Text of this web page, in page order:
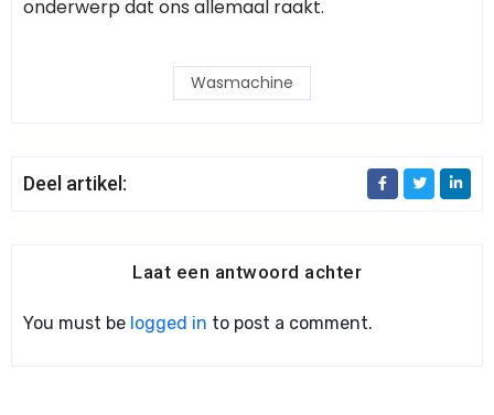
onderwerp dat ons allemaal raakt.
Wasmachine
Deel artikel:
Laat een antwoord achter
You must be logged in to post a comment.